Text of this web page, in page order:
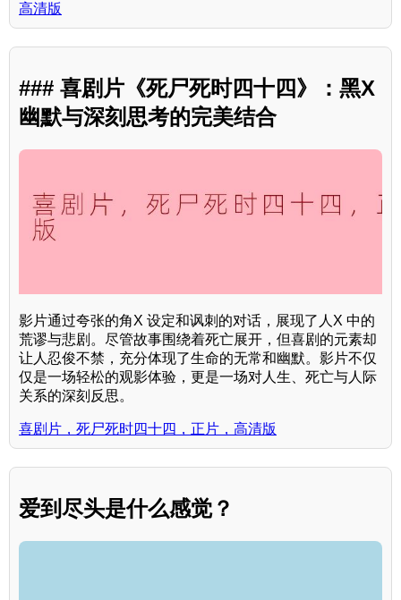
高清版
### 喜剧片《死尸死时四十四》：黑X
幽默与深刻思考的完美结合
影片通过夸张的角X 设定和讽刺的对话，展现了人X 中的
荒谬与悲剧。尽管故事围绕着死亡展开，但喜剧的元素却
让人忍俊不禁，充分体现了生命的无常和幽默。影片不仅
仅是一场轻松的观影体验，更是一场对人生、死亡与人际
关系的深刻反思。
喜剧片，死尸死时四十四，正片，高清版
爱到尽头是什么感觉？